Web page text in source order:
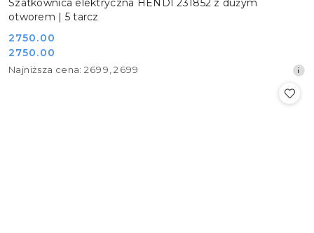
Szatkownica elektryczna HENDI 231852 z dużym
otworem | 5 tarcz
Cena
promocyjna:
2750.00
Cena
promocyjna:
2750.00
Najniższa
Najniższa cena: 2699 2699